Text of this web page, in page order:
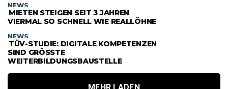
NEWS
MIETEN STEIGEN SEIT 3 JAHREN
VIERMAL SO SCHNELL WIE REALLÖHNE
NEWS
TÜV-STUDIE: DIGITALE KOMPETENZEN
SIND GRÖSSTE W
EITERBILDUNGSBAUSTELLE